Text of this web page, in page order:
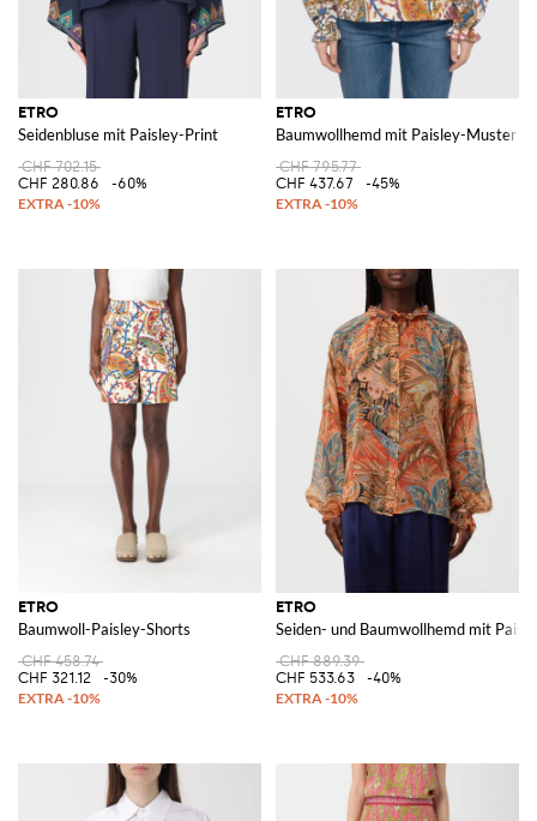
ETRO
Seidenbluse mit Paisley-Print
CHF 702.15
CHF 280.86
-60%
ETRO
Baumwollhemd mit Paisley-Muster
CHF 795.77
CHF 437.67
-45%
ETRO
Baumwoll-Paisley-Shorts
CHF 458.74
CHF 321.12
-30%
ETRO
Seiden- und Baumwollhemd mit
CHF 889.39
CHF 533.63
-40%